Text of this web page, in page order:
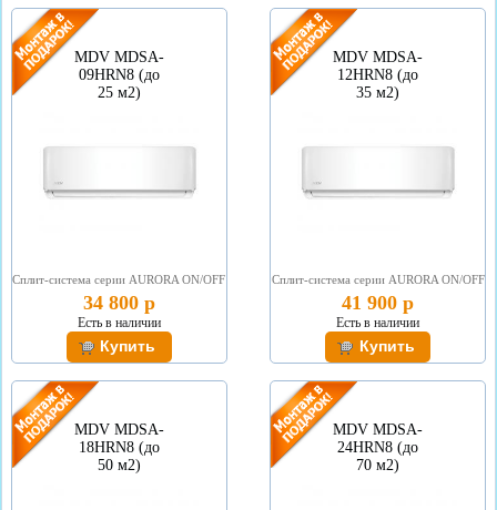
MDV MDSA-
09HRN8 (до
25 м2)
Сплит-система серии АURORA ON/OFF
34 800 р
Есть в наличии
MDV MDSA-
12HRN8 (до
35 м2)
Сплит-система серии АURORA ON/OFF
41 900 р
Есть в наличии
MDV MDSA-
18HRN8 (до
50 м2)
MDV MDSA-
24HRN8 (до
70 м2)